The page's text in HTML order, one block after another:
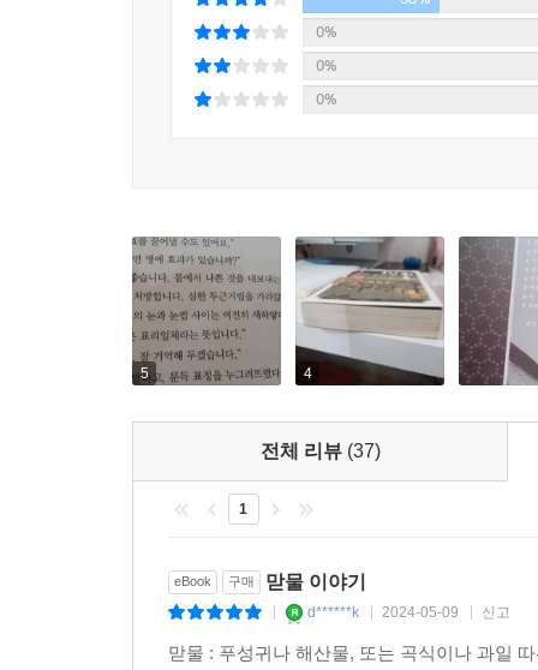
0%
0%
0%
5 4
전체 리뷰 (37)
1
eBook 구매 맏물 이야기
d******k 2024-05-09 신고
맏물 : 푸성귀나 해산물, 또는 곡식이나 과일